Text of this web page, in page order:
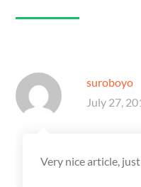
suroboyo
July 27,
Very nice article,